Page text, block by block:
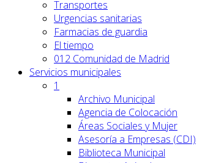
Transportes
Urgencias sanitarias
Farmacias de guardia
El tiempo
012 Comunidad de Madrid
Servicios municipales
1
Archivo Municipal
Agencia de Colocación
Áreas Sociales y Mujer
Asesoría a Empresas (CDI)
Biblioteca Municipal